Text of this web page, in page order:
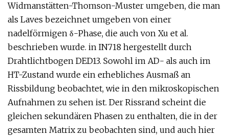
Widmanstätten-Thomson-Muster umgeben, die man
als Laves bezeichnet umgeben von einer
nadelförmigen δ-Phase, die auch von Xu et al.
beschrieben wurde. in IN718 hergestellt durch
Drahtlichtbogen DED13. Sowohl im AD- als auch im
HT-Zustand wurde ein erhebliches Ausmaß an
Rissbildung beobachtet, wie in den mikroskopischen
Aufnahmen zu sehen ist. Der Rissrand scheint die
gleichen sekundären Phasen zu enthalten, die in der
gesamten Matrix zu beobachten sind, und auch hier